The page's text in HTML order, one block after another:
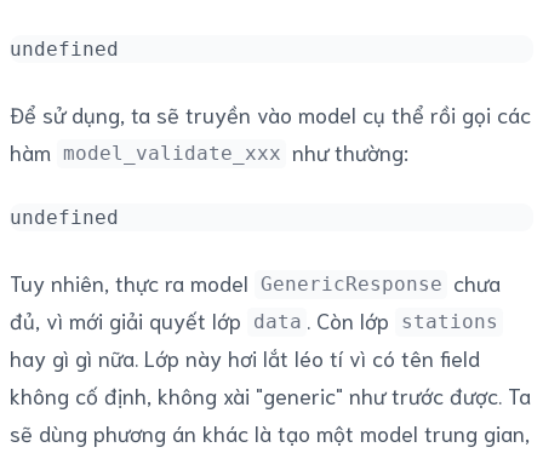
undefined
Để sử dụng, ta sẽ truyền vào model cụ thể rồi gọi các
hàm
model_validate_xxx như thường:
undefined
Tuy nhiên, thực ra model GenericResponse chưa
đủ, vì mới giải quyết lớp
data . Còn lớp stations
hay gì gì nữa. Lớp này hơi lắt léo tí vì có tên field
không cố định, không xài "generic" như trước được. Ta
sẽ dùng phương án khác là tạo một model trung gian,